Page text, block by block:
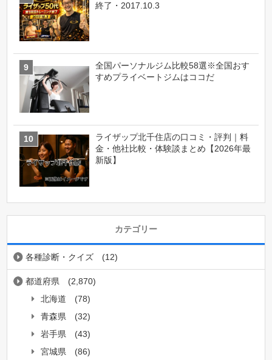
終了・2017.10.3
全国パーソナルジム比較58選※全国おす
すめプライベートジムはココだ
ライザップ北千住店の口コミ・評判｜料
金・他社比較・体験談まとめ【2026年最
新版】
カテゴリー
各種診断・クイズ (12)
都道府県
(2,870)
北海道
(78)
青森県
(32)
岩手県
(43)
宮城県
(86)